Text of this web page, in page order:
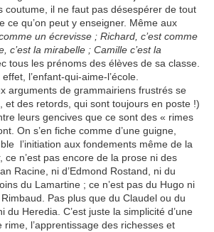
coutume, il ne faut pas désespérer de tout
ce qu’on peut y enseigner. Même aux
un écrevisse ; Richard, c’est comme
c’est la mirabelle ; Camille c’est la
tous les prénoms des élèves de sa classe.
l’enfant-qui-aime-l’école.
arguments de grammairiens frustrés se
et des retords, qui sont toujours en poste !)
leurs gencives que ce sont des « rimes
On s’en fiche comme d’une guigne,
l’initiation aux fondements même de la
ce n’est pas encore de la prose ni des
Racine, ni d’Edmond Rostand, ni du
du Lamartine ; ce n’est pas du Hugo ni
Pas plus que du Claudel ou du
du Heredia. C’est juste la simplicité d’une
rime, l’apprentissage des richesses et